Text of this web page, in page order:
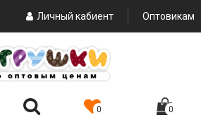
Личный кабиент Оптовикам
0 0